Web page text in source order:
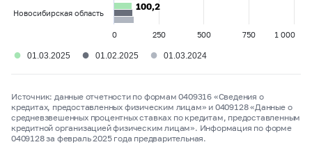
100,2
100,2
Новосибирская область
0 250 500 750 1 000
● 01.03.2025 ● 01.02.2025 ● 01.03.2024
Источник: данные отчетности по формам 0409316 «Сведения о
кредитах, предоставленных физическим лицам» и 0409128 «Данные о
средневзвешенных процентных ставках по кредитам, предоставленным
кредитной организацией физическим лицам». Информация по форме
0409128 за февраль 2025 года предварительная.